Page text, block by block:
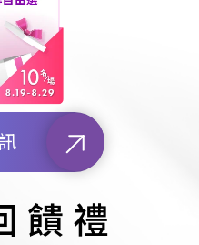
饋禮